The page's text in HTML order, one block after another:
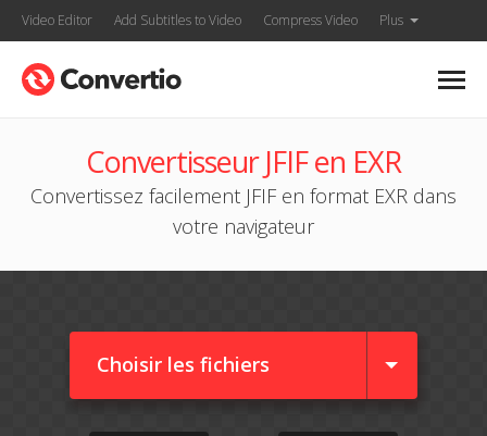
Video Editor Add Subtitles to Video Compress Video Plus
Convertisseur JFIF en EXR
Convertissez facilement JFIF en format EXR dans
votre navigateur
Choisir les fichiers